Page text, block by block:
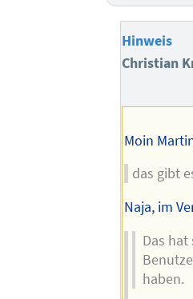
Hinweis
Christian
Moin
das gibt
Naja, im
Das
haben.